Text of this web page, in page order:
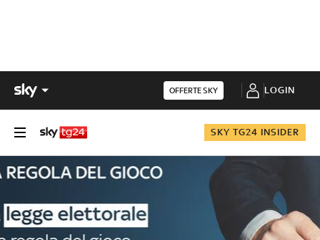
OFFERTE SKY LOGIN
SKY TG24 INSIDER